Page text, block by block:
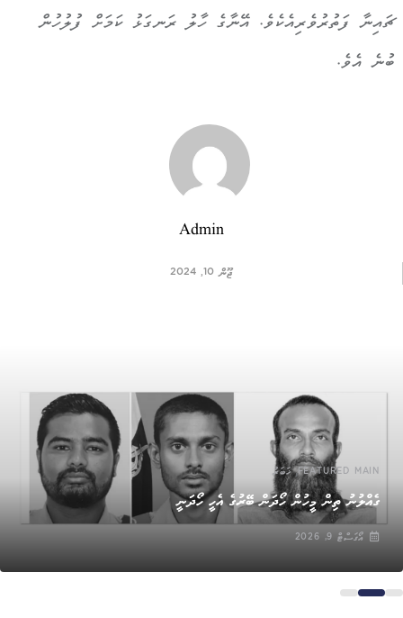
ޗައިނާ ފަތުރުވެރިއެކެވެ. އޭނާގެ ހާލު ރަނގަޅު ކަމަށް ފުލުހުން
ބުނެ އެވެ.
Admin
ޖޫން 10, 2024
FEATURED MAIN
,ޚަބަރު
ގެއްލުނު ތިން މީހުން ހޯދަން ބޭރުގެ އެހީ ހޯދަނީ
އޯގަސްޓް 9, 2026